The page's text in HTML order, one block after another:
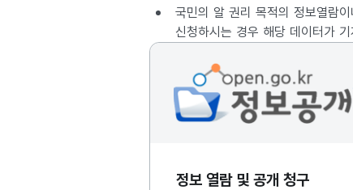
국민의 알 권리 목적의 정보열람
신청하시는 경우 해당 데이터가
정보 열람 및 공개 청구